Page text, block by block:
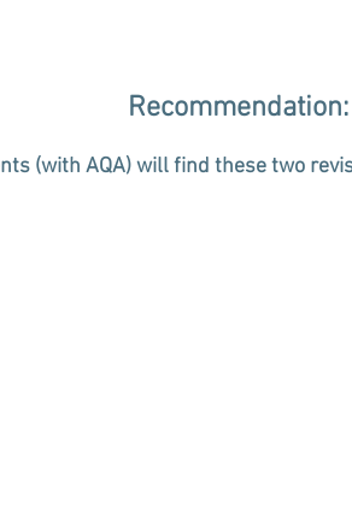
Recommendation:
(with AQA) will find these two